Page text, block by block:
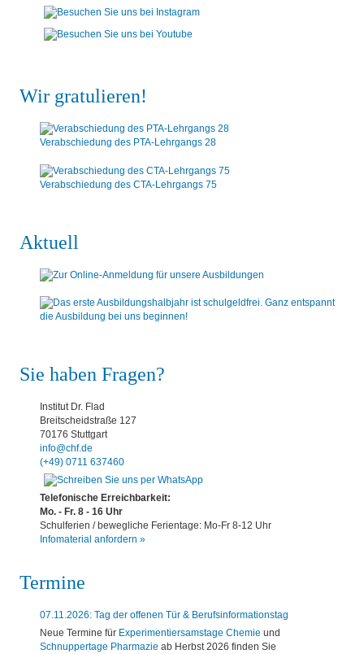
Wir gratulieren!
Verabschiedung des PTA-Lehrgangs 28
Verabschiedung des CTA-Lehrgangs 75
Aktuell
Sie haben Fragen?
Institut Dr. Flad
Breitscheidstraße 127
70176 Stuttgart
info@chf.de
(+49) 0711 637460
Telefonische Erreichbarkeit:
Mo. - Fr. 8 - 16 Uhr
Schulferien / bewegliche Ferientage: Mo-Fr 8-12 Uhr
Infomaterial anfordern »
Termine
07.11.2026: Tag der offenen Tür & Berufsinformationstag
Neue Termine für Experimentiersamstage Chemie und
Schnuppertage Pharmazie ab Herbst 2026 finden Sie